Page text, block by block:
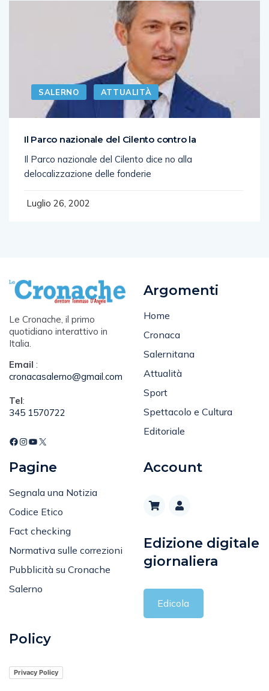
SALERNO ATTUALITÀ
Il Parco nazionale del Cilento contro la
Il Parco nazionale del Cilento dice no alla
delocalizzazione delle fonderie
Luglio 26, 2002
Le Cronache, il primo
quotidiano interattivo in
Italia.
Email :
cronacasalerno@gmail.com
Tel:
345 1570722
Argomenti
Home
Cronaca
Salernitana
Attualità
Sport
Spettacolo e Cultura
Editoriale
Pagine
Segnala una Notizia
Codice Etico
Fact checking
Normativa sulle correzioni
Pubblicità su Cronache
Salerno
Account
Edizione digitale
giornaliera
Edicola
Policy
Privacy Policy